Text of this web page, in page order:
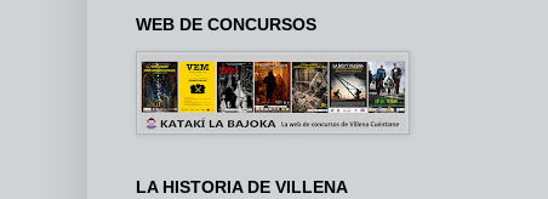
WEB DE CONCURSOS
LA HISTORIA DE VILLENA